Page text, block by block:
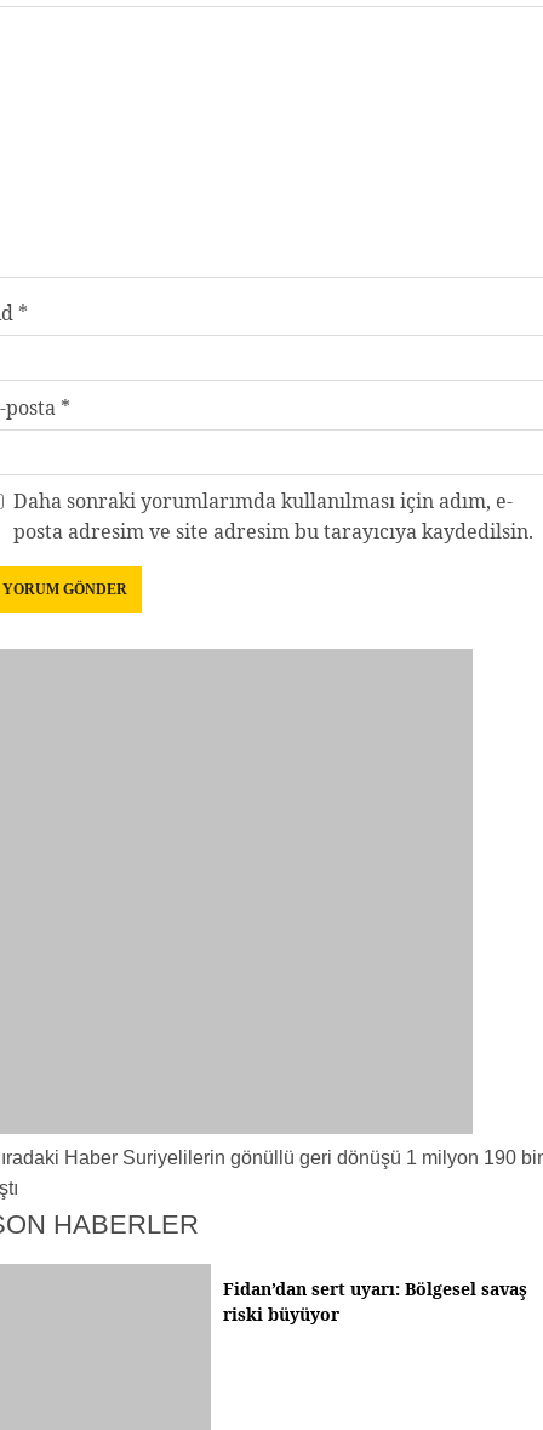
*
posta *
Daha sonraki yorumlarımda kullanılması için adım, e-
posta adresim ve site adresim bu tarayıcıya kaydedilsin.
Haber Suriyelilerin gönüllü geri dönüşü 1 milyon 190
HABERLER
Fidan’dan sert uyarı: Bölgesel savaş
riski büyüyor